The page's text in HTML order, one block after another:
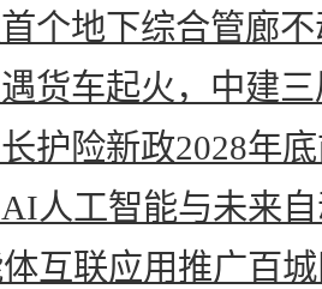
个地下综合管廊
货车起火，中建
护险新政2028年
人工智能与未来
互联应用推广百